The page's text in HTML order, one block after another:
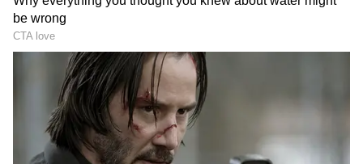
లాల్ దర్వాజా బోనాల ఉత్సవాల్లో కేటీఆర్ |
KTR | Lal Darwaza Bonalu
Celebrations
Peddi Sudarshan Reddy కుటుంబానికి
రూ.2.25 కోట్ల ఆర్థిక సాయం | KCR |